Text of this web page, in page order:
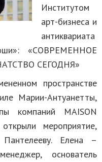
Институтом
арт-бизнеса и
антиквариата
«СОВРЕМЕННОЕ
СЕГОДНЯ»
пространстве
Марии-Антуанетты,
компаний MAISON
мероприятие,
Елена –
основатель